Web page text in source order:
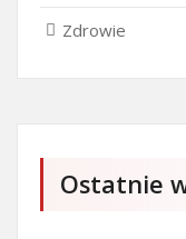
Zdrowie
Ostatnie